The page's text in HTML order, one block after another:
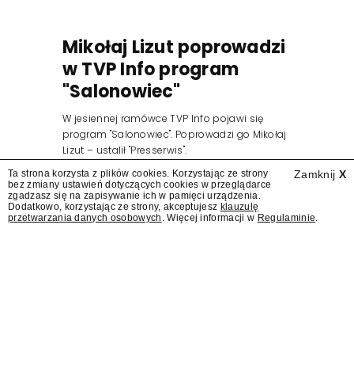
Mikołaj Lizut poprowadzi
w TVP Info program
"Salonowiec"
W jesiennej ramówce TVP Info pojawi się
program "Salonowiec". Poprowadzi go Mikołaj
Lizut – ustalił "Presserwis".
Zamknij X
Ta strona korzysta z plików cookies. Korzystając ze strony
bez zmiany ustawień dotyczących cookies w przeglądarce
zgadzasz się na zapisywanie ich w pamięci urządzenia.
Dodatkowo, korzystając ze strony, akceptujesz klauzulę
przetwarzania danych osobowych . Więcej informacji w Regulaminie.